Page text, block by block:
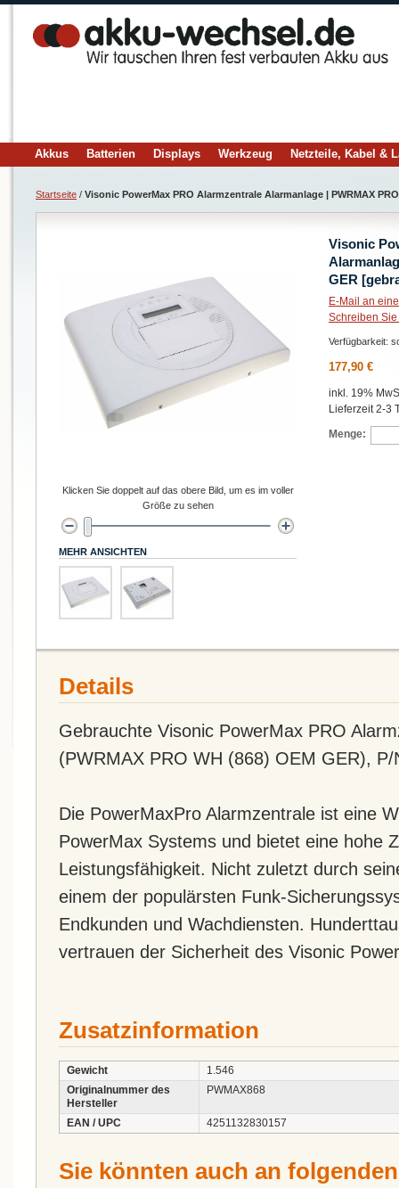
Akkus Batterien Displays Werkzeug Netzteile, Kabel &
Startseite / Visonic PowerMax PRO Alarmzentrale Alarmanlage | PWRMAX
Visonic
GER
E-Mail an
Schreiben
Verfügbarkeit:
177,90 €
inkl. 19%
Lieferzeit 2-3
Menge:
Klicken Sie doppelt auf das obere Bild, um es im voller
Größe zu sehen
MEHR ANSICHTEN
Details
Gebrauchte Visonic PowerMax PRO
(PWRMAX PRO WH (868) OEM GER),
Die PowerMaxPro Alarmzentrale ist eine
PowerMax Systems und bietet eine hohe
Leistungsfähigkeit. Nicht zuletzt durch
einem der populärsten Funk-
Endkunden und Wachdiensten.
vertrauen der Sicherheit des Visonic
Zusatzinformation
Gewicht
1.546
Originalnummer des
Hersteller
PWMAX868
EAN / UPC 4251132830157
Sie könnten auch an